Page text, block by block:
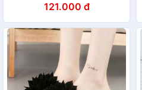
121.000 đ